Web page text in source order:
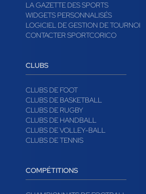
LA GAZETTE DES SPORTS
WIDGETS PERSONNALISÉS
LOGICIEL DE GESTION DE TOURNOI
CONTACTER SPORTCORICO
CLUBS
CLUBS DE FOOT
CLUBS DE BASKETBALL
CLUBS DE RUGBY
CLUBS DE HANDBALL
CLUBS DE VOLLEY-BALL
CLUBS DE TENNIS
COMPÉTITIONS